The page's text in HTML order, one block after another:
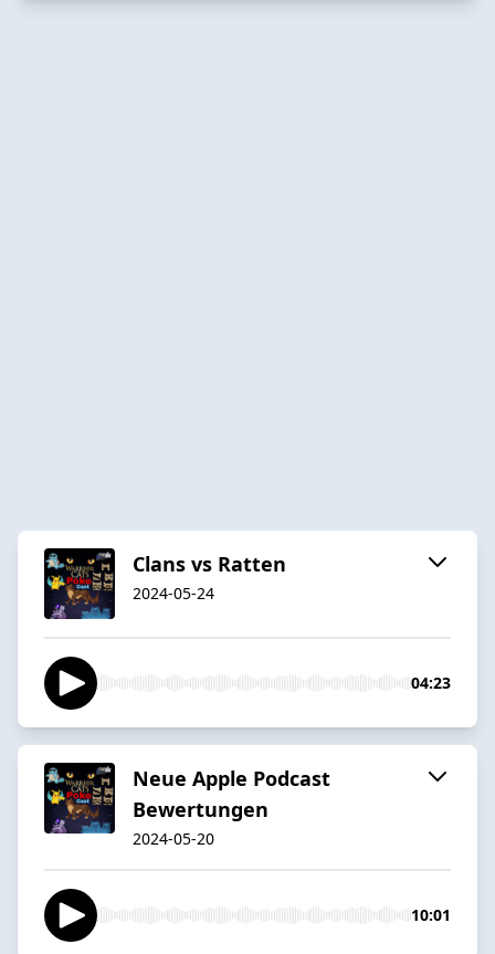
Clans vs Ratten
2024-05-24
04:23
Neue Apple Podcast
Bewertungen
2024-05-20
10:01